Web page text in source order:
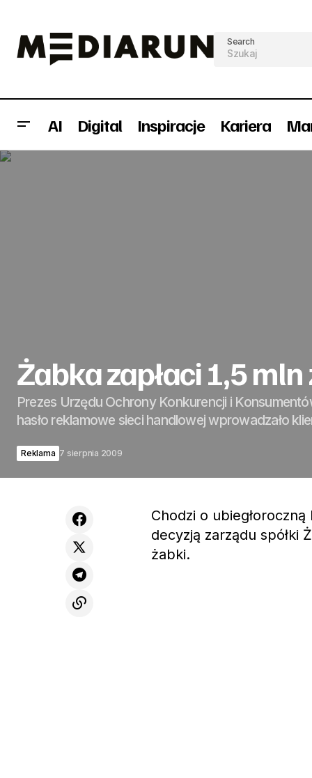
Search
AI Digital Inspiracje Kariera
Żabka zapłaci 1,5
Prezes Urzędu Ochrony Konkurencji i
hasło reklamowe sieci handlowej wprowadzało
Reklama 7 sierpnia 2009
Chodzi o
decyzją zarządu spółki
żabki.